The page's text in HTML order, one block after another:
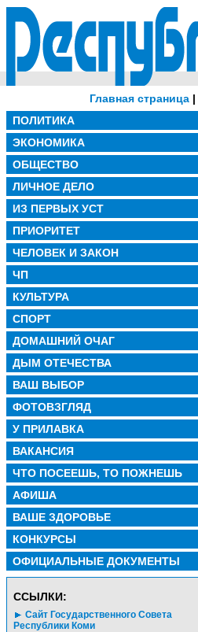
Главная страница|
ПОЛИТИКА
ЭКОНОМИКА
ОБЩЕСТВО
ЛИЧНОЕ ДЕЛО
ИЗ ПЕРВЫХ УСТ
ПРИОРИТЕТ
ЧЕЛОВЕК И ЗАКОН
ЧП
КУЛЬТУРА
СПОРТ
ДОМАШНИЙ ОЧАГ
ДЫМ ОТЕЧЕСТВА
ВАШ ВЫБОР
ФОТОВЗГЛЯД
У ПРИЛАВКА
ВАКАНСИЯ
ЧТО ПОСЕЕШЬ, ТО ПОЖНЕШЬ
АФИША
ВАШЕ ЗДОРОВЬЕ
КОНКУРСЫ
ОФИЦИАЛЬНЫЕ ДОКУМЕНТЫ
CСЫЛКИ:
Сайт Государственного Совета
Республики Коми